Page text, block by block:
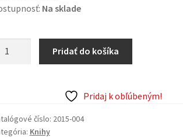
Na sklade
Pridať do košíka
Pridaj k obľúbeným!
číslo: 2015-004
Knihy